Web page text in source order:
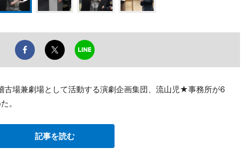
古場兼劇場として活動する演劇企画集団、流山児★事務所が6
。
記事を読む